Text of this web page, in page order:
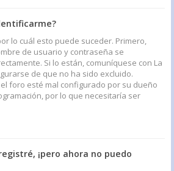
lo cuál esto puede suceder. Primero,
de usuario y contraseña se
Si lo están, comuníquese con La
de que no ha sido excluido.
foro esté mal configurado por su dueño
por lo que necesitaría ser
¡pero ahora no puedo